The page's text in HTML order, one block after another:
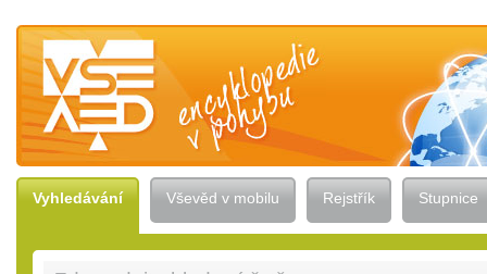
Vševěd — encyklopedie v pohybu
Vyhledávání Vševěd v mobilu Rejstřík Stupnice